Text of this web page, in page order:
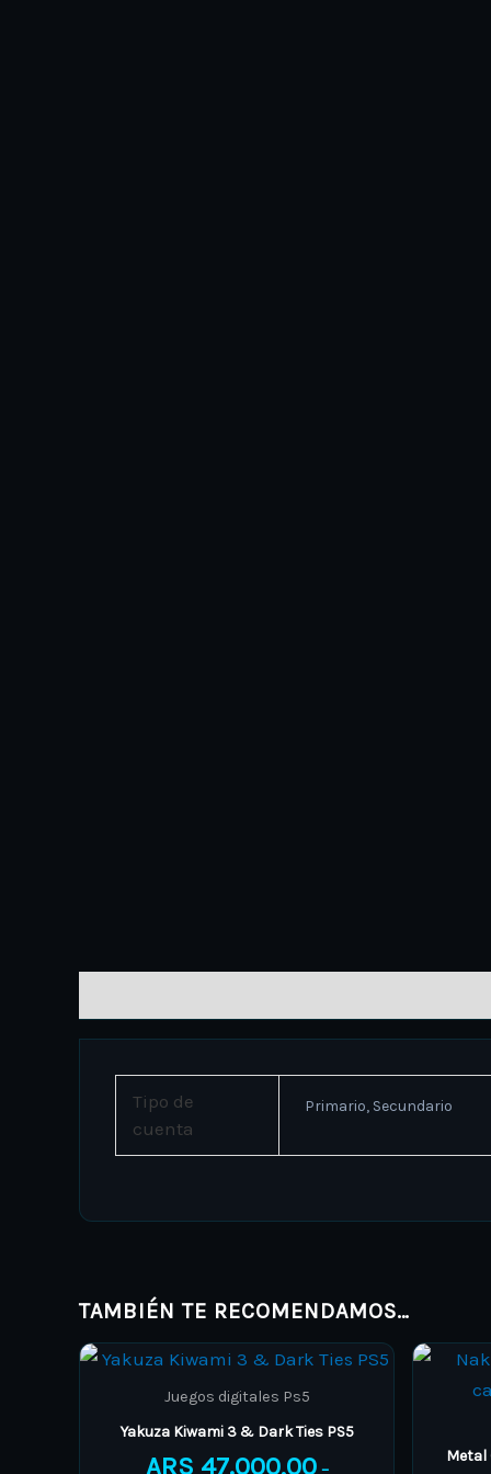
Tipo de
cuenta
Primario, Secundario
TAMBIÉN TE RECOMENDAMOS…
Juegos digitales Ps5
Yakuza Kiwami 3 & Dark Ties PS5
ARS 47.000,00 –
Price
ARS 57.000,00
This
product
Metal